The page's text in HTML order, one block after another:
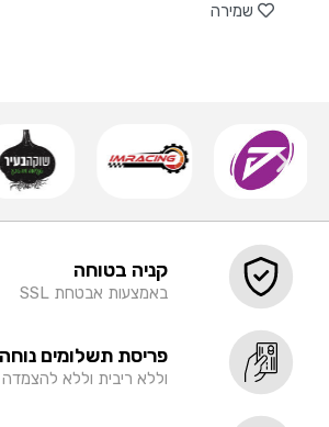
שמירה
קניה בטוחה
באמצעות אבטחת SSL
פריסת תשלומים נוחה
וללא ריבית וללא להצמדה